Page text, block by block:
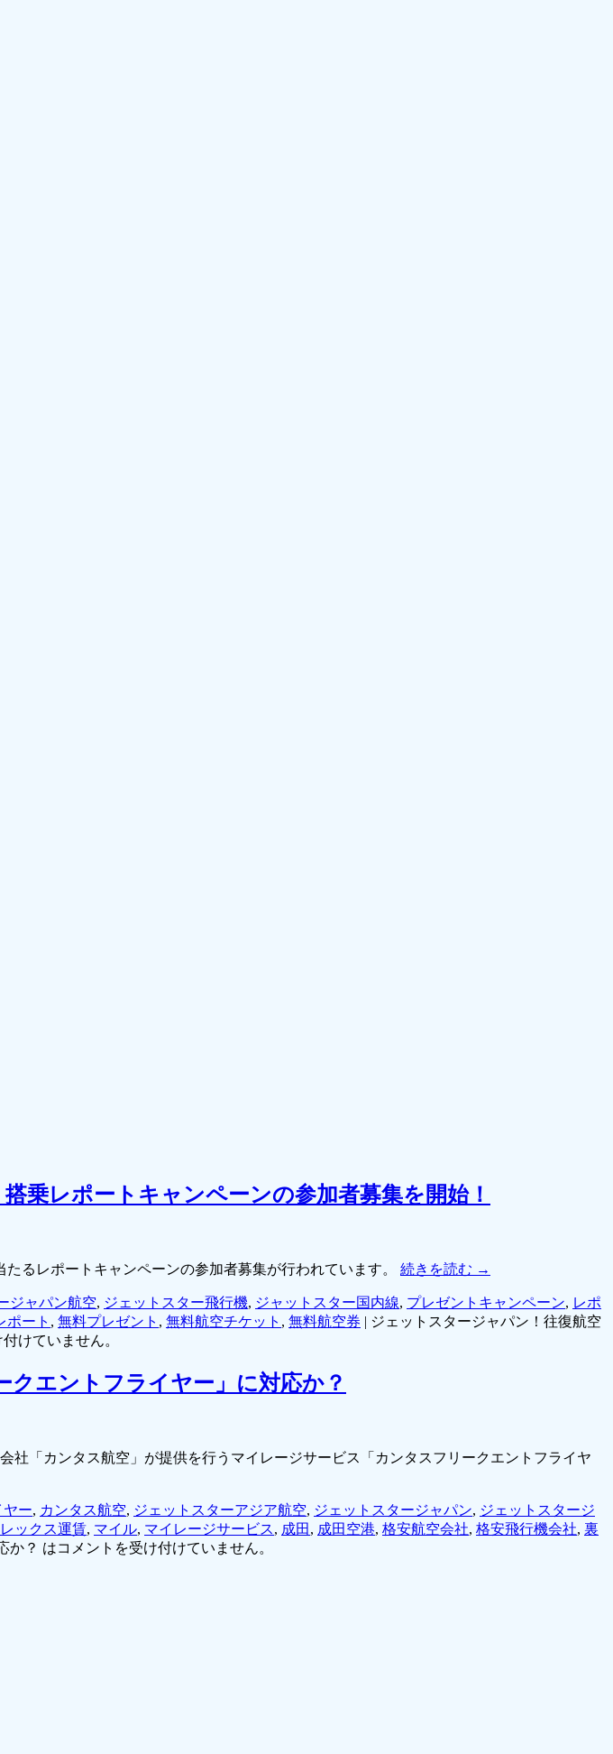
乗レポートキャンペーンの参加者募集を開始！
るレポートキャンペーンの参加者募集が行われています。 続きを読む →
ジャパン航空, ジェットスター飛行機, ジャットスター国内線, プレゼントキャンペーン, レポ
ポート , 無料プレゼント , 無料航空チケット , 無料航空券 | ジェットスタージャパン！往復航空
けていません。
エントフライヤー」に対応か？
「カンタス航空」が提供を行うマイレージサービス「カンタスフリークエントフライヤ
ヤー, カンタス航空, ジェットスターアジア航空, ジェットスタージャパン, ジェットスタージ
ックス運賃, マイル, マイレージサービス, 成田 , 成田空港, 格安航空会社, 格安飛行機会社, 裏
か？ はコメントを受け付けていません。